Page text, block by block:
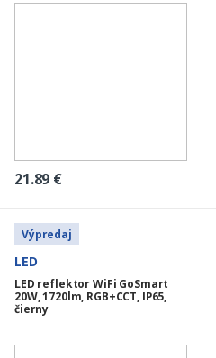
21.89 €
Výpredaj
LED
LED reflektor WiFi GoSmart
20W, 1720lm, RGB+CCT, IP65,
čierny